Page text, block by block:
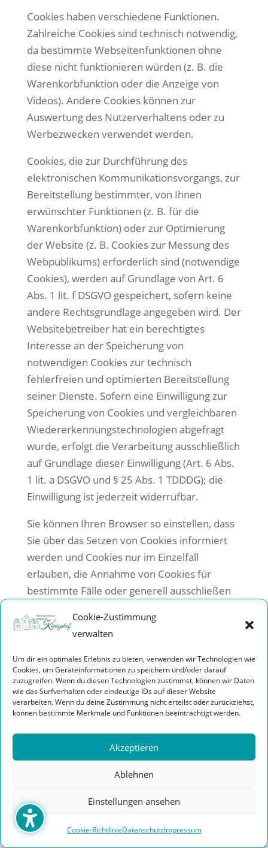
Cookie-Zustimmung
verwalten
Um dir ein optimales Erlebnis zu bieten, verwenden wir Technologien wie
Cookies, um Geräteinformationen zu speichern und/oder darauf
zuzugreifen. Wenn du diesen Technologien zustimmst, können wir Daten
wie das Surfverhalten oder eindeutige IDs auf dieser Website
verarbeiten. Wenn du deine Zustimmung nicht erteilst oder zurückziehst,
können bestimmte Merkmale und Funktionen beeinträchtigt werden.
Akzeptieren
Ablehnen
Einstellungen ansehen
Cookie-RichtlinieDatenschutzImpressum
Cookies haben verschiedene Funktionen.
Zahlreiche Cookies sind technisch notwendig,
da bestimmte Webseitenfunktionen ohne
diese nicht funktionieren würden (z. B. die
Warenkorbfunktion oder die Anzeige von
Videos). Andere Cookies können zur
Auswertung des Nutzerverhaltens oder zu
Werbezwecken verwendet werden.
Cookies, die zur Durchführung des
elektronischen Kommunikationsvorgangs, zur
Bereitstellung bestimmter, von Ihnen
erwünschter Funktionen (z. B. für die
Warenkorbfunktion) oder zur Optimierung
der Website (z. B. Cookies zur Messung des
Webpublikums) erforderlich sind (notwendige
Cookies), werden auf Grundlage von Art. 6
Abs. 1 lit. f DSGVO gespeichert, sofern keine
andere Rechtsgrundlage angegeben wird. Der
Websitebetreiber hat ein berechtigtes
Interesse an der Speicherung von
notwendigen Cookies zur technisch
fehlerfreien und optimierten Bereitstellung
seiner Dienste. Sofern eine Einwilligung zur
Speicherung von Cookies und vergleichbaren
Wiedererkennungstechnologien abgefragt
wurde, erfolgt die Verarbeitung ausschließlich
auf Grundlage dieser Einwilligung (Art. 6 Abs.
1 lit. a DSGVO und § 25 Abs. 1 TDDDG); die
Einwilligung ist jederzeit widerrufbar.
Sie können Ihren Browser so einstellen, dass
Sie über das Setzen von Cookies informiert
werden und Cookies nur im Einzelfall
erlauben, die Annahme von Cookies für
bestimmte Fälle oder generell ausschließen
beim Schließen des Browsers aktivieren. Bei
der Deaktivierung von Cookies kann die
Funktionalität dieser Website eingeschränkt
sein.
Welche Cookies und Dienste auf dieser
Website eingesetzt werden, können Sie
dieser Datenschutzerklärung entnehmen.
Einwilligung mit Complianz
Unsere Website nutzt die Consent-
Technologie von Complianz, um Ihre
Einwilligung zur Speicherung bestimmter
Cookies auf Ihrem Endgerät oder zum Einsatz